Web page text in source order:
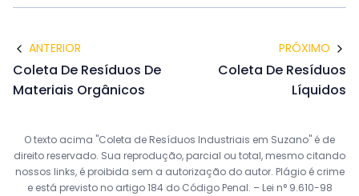
ANTERIOR
Coleta De Resíduos De
Materiais Orgânicos
PRÓXIMO
Coleta De Resíduos
Líquidos
O texto acima "Coleta de Resíduos Industriais em Suzano" é de
direito reservado. Sua reprodução, parcial ou total, mesmo citando
nossos links, é proibida sem a autorização do autor. Plágio é crime
e está previsto no artigo 184 do Código Penal. – Lei n° 9.610-98